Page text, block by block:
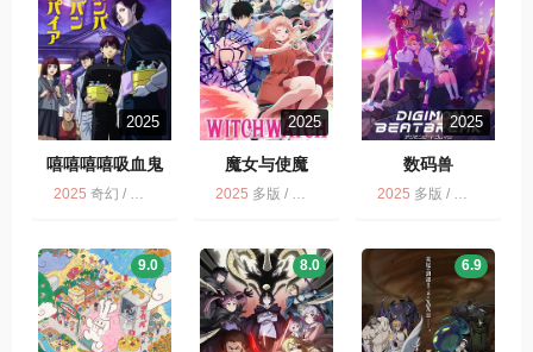
2025
嘻嘻嘻嘻吸血鬼
2025 奇幻 / 嘻嘻嘻嘻吸血鬼 / 动画 / 多版
2025
魔女与使魔
2025 多版 / 动画 / 魔女与使魔
2025
数码兽
BEATBREAK
2025 多版 / 动画
9.0 8.0 6.9